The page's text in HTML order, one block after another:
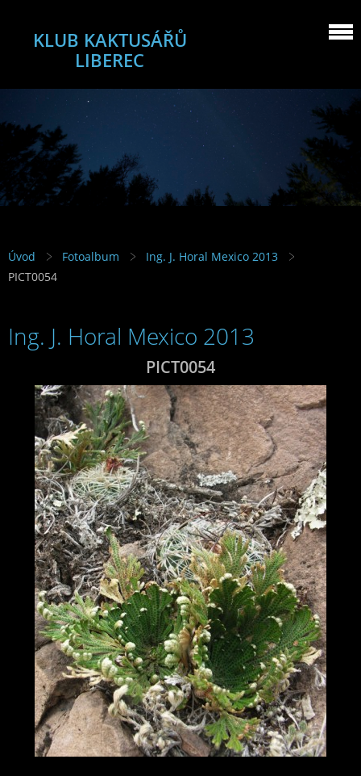
KLUB KAKTUSÁŘŮ
LIBEREC
Úvod Fotoalbum
Ing. J. Horal Mexico 2013
PICT0054
Ing. J. Horal Mexico 2013
PICT0054